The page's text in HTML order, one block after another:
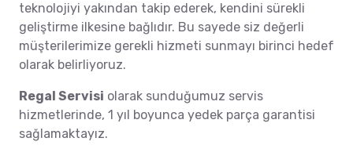
teknolojiyi yakından takip ederek, kendini sürekli
geliştirme ilkesine bağlıdır. Bu sayede siz değerli
müşterilerimize gerekli hizmeti sunmayı birinci hedef
olarak belirliyoruz.
Regal Servisi olarak sunduğumuz servis
hizmetlerinde, 1 yıl boyunca yedek parça garantisi
sağlamaktayız.